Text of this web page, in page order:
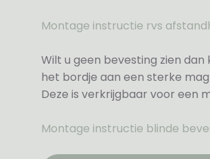
Montage instructie rvs
Wilt u geen bevesting zien
het bordje aan een sterke
Deze is verkrijgbaar voor een
Montage instructie blinde